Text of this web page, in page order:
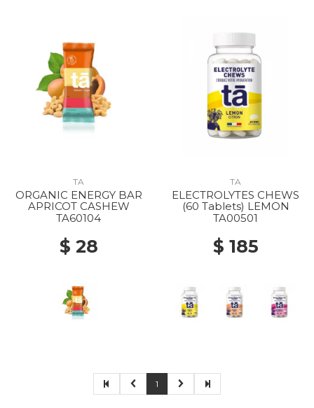
TA
ORGANIC ENERGY BAR
APRICOT CASHEW
TA60104
$ 28
TA
ELECTROLYTES CHEWS
(60 Tablets) LEMON
TA00501
$ 185
1